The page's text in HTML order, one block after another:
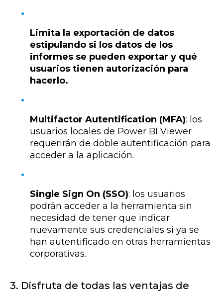
Limita la exportación de datos
estipulando si los datos de los
informes se pueden exportar y qué
usuarios tienen autorización para
hacerlo.
Multifactor Autentification (MFA): los
usuarios locales de Power BI Viewer
requerirán de doble autentificación para
acceder a la aplicación.
Single Sign On (SSO): los usuarios
podrán acceder a la herramienta sin
necesidad de tener que indicar
nuevamente sus credenciales si ya se
han autentificado en otras herramientas
corporativas.
3. Disfruta de todas las ventajas de